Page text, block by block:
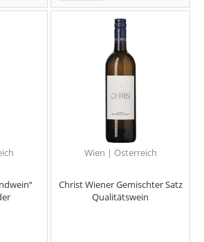
Wien | Österreich
Christ Wiener Gemischter Satz
Qualitätswein